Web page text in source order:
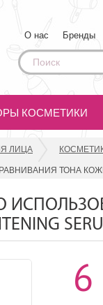
О нас Бренды
КОСМЕТИКИ
ЛИЦА
ТОНА КОЖИ